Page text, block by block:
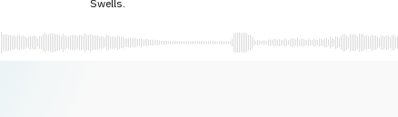
Swells.